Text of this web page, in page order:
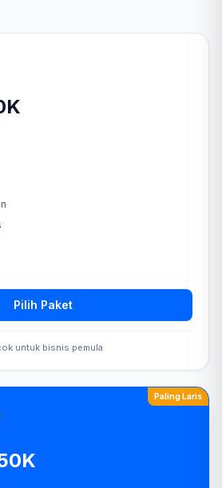
Pilih Paket
untuk bisnis pemula
Paling Laris